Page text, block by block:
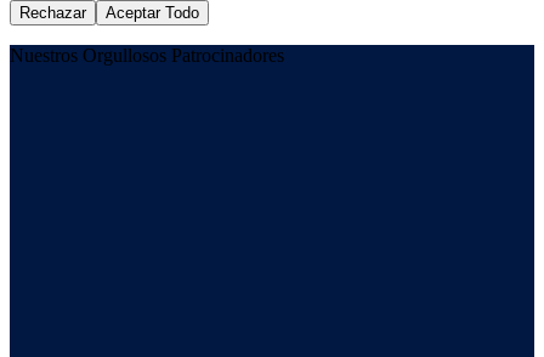
Rechazar Aceptar Todo
Nuestros Orgullosos Patrocinadores